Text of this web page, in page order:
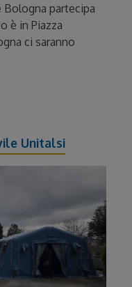
partecipa
è in Piazza
ci saranno
Unitalsi